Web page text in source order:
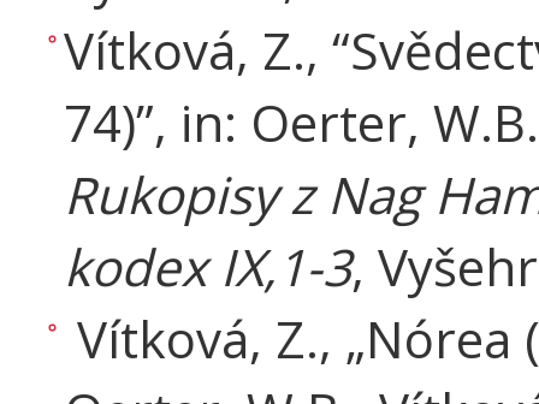
Vítková, Z.,
74)”, in: Oerter,
Rukopisy z Nag
kodex IX,1-3,
Vítková, Z., „Nórea